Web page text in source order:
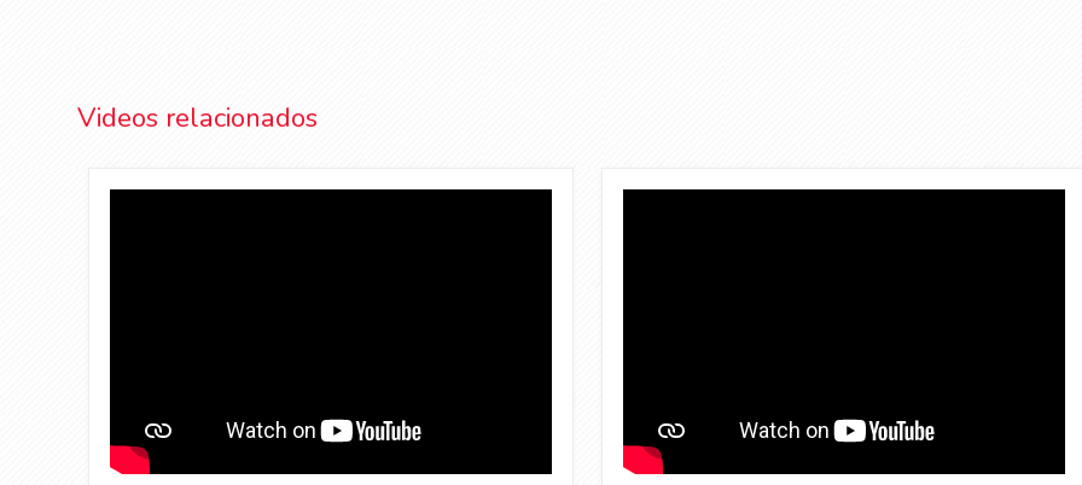
Videos relacionados